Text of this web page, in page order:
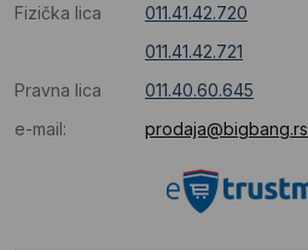
Fizička lica
011.41.42.720
011.41.42.721
Pravna lica
011.40.60.645
e-mail:
prodaja@bigbang.rs